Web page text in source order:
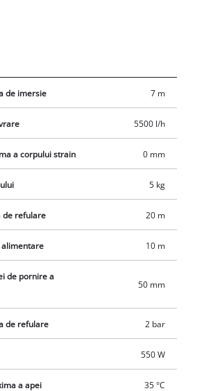
garantate de garnitura mecanică de
robustă din plastic.
de imersie 7 m
5500 l/h
a corpului strain 0 mm
5 kg
de refulare 20 m
alimentare 10 m
de pornire a
50 mm
de refulare 2 bar
550 W
a apei 35 °C